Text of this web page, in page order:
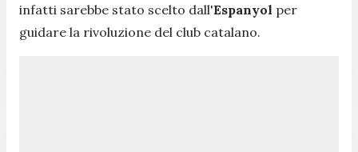
infatti sarebbe stato scelto dall'Espanyol per
guidare la rivoluzione del club catalano.